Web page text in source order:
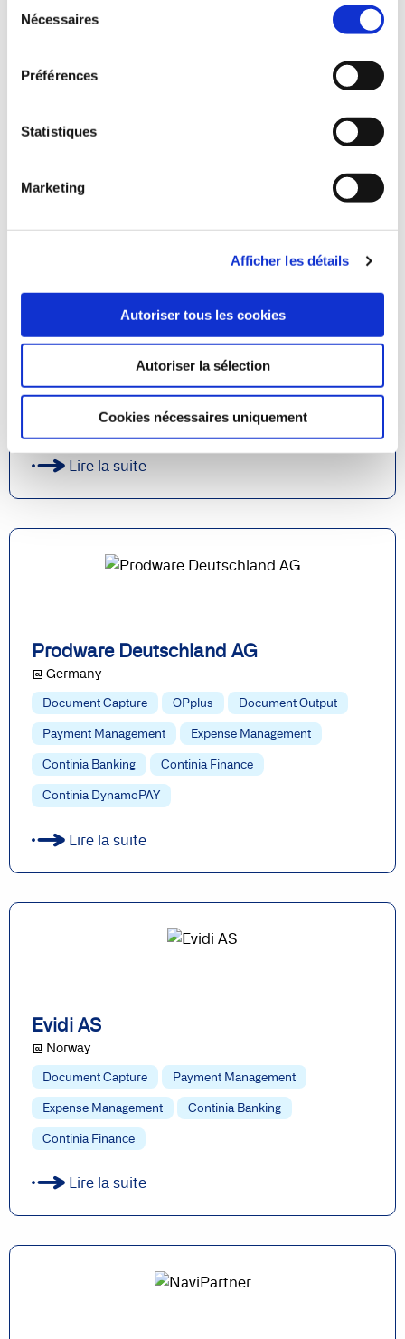
Nécessaires
Préférences
Statistiques
Marketing
Afficher les détails
Autoriser tous les cookies
Autoriser la sélection
Cookies nécessaires uniquement
@ Belgium
Expense Management
Digmatix Poland sp. z o.o.
Document Capture OPplus Document Output
Payment Management Expense Management
Continia Banking Continia Finance
Lire la suite
Prodware Deutschland AG
@ Germany
Document Capture OPplus Document Output
Payment Management Expense Management
Continia Banking Continia Finance
Continia DynamoPAY
Lire la suite
Evidi AS
@ Norway
Document Capture Payment Management
Expense Management Continia Banking
Continia Finance
Lire la suite